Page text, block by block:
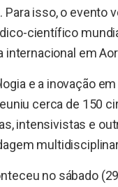
Para isso, o
científico
internacional em
e a inovação
cerca de 150
intensivistas e
no sábado